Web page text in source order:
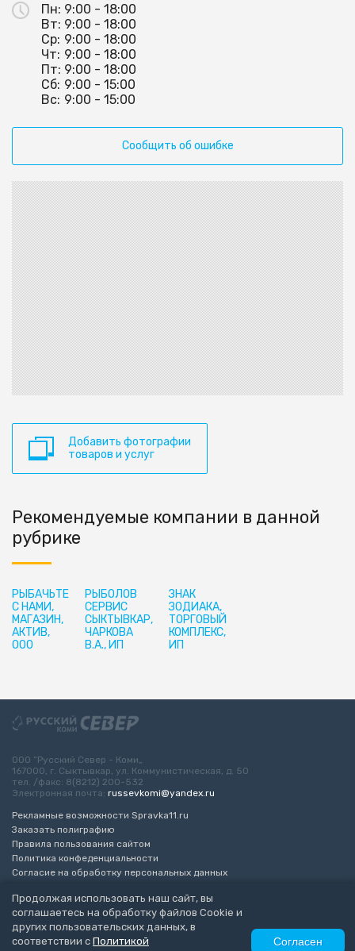
Пн: 9:00 - 18:00
Вт: 9:00 - 18:00
Ср: 9:00 - 18:00
Чт: 9:00 - 18:00
Пт: 9:00 - 18:00
Сб: 9:00 - 15:00
Вс: 9:00 - 15:00
Сообщить об ошибке
Добавить фотографии
товаров и услуг
Рекомендуемые компании в данной
рубрике
РЫБАЧЬТЕ
С НАМИ,
МАГАЗИН,
АКТИВ,
ООО
РЫБОЛОВ
СЕРВИС
СЫКТЫВКАР,
ЧАРКОВА
В.А., ИП
ЗНАК
ЗОДИАКА,
ТОРГОВЫЙ
КОМПЛЕКС,
ИП
Продолжая использовать наш сайт, вы
соглашаетесь на обработку файлов Cookie и
других пользовательских данных, в
соответствии с Политикой
Согласен
ООО “Русский Север - Коми„
167000, г. Сыктывкар, ул. Коммунистическая, д. 50
тел. /факс: 8(8212) 200-532
Электронная почта: russevkomi@yandex.ru
Рекламные возможности Spravka11.ru
Заказать полиграфию
Правила пользования сайтом
Политика конфеденциальности
Согласие на обработку персональных данных
Разработка сайта“ЭкспертБизнесГрупп”
© 2010-2026 Русский Север - Коми